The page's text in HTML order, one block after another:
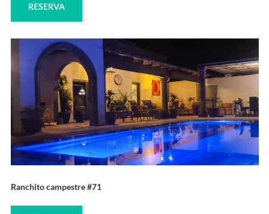
RESERVA
Ranchito campestre #71